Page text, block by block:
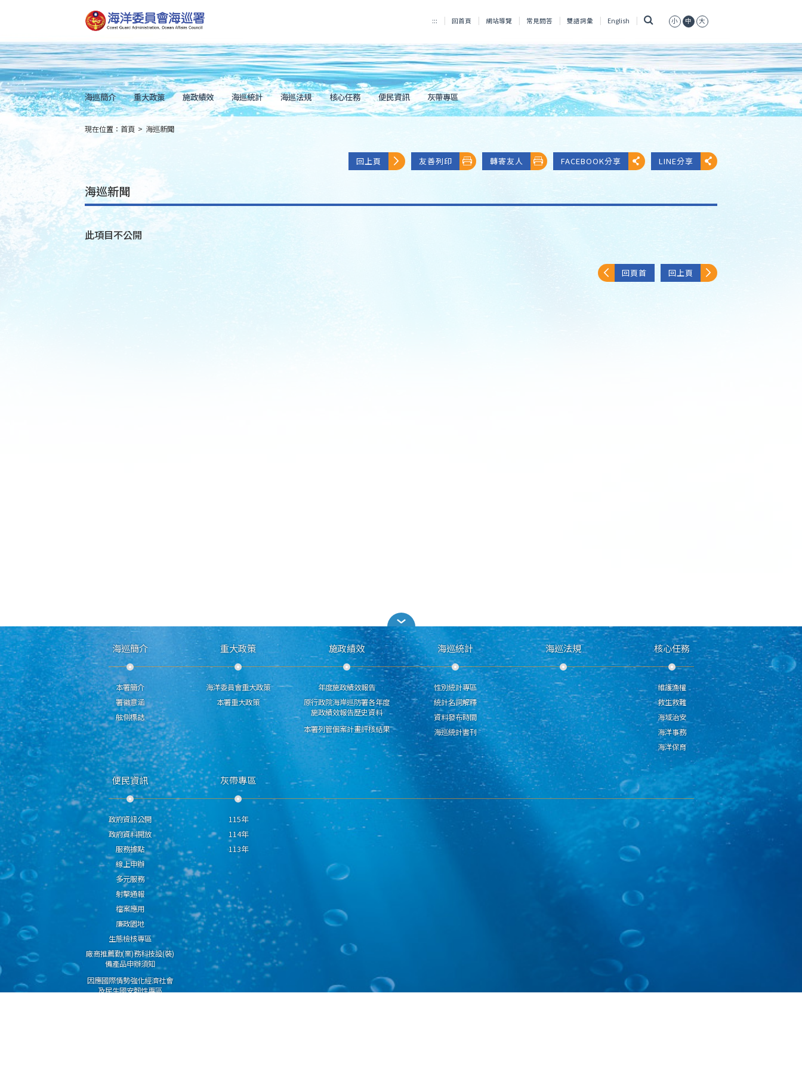
到
主
內
容
Skip
to
main
content
::: 回首頁 網站導覽 常見問答 雙語詞彙 English 小 中 大
海巡簡介 重大政策 施政績效 海巡統計 海巡法規 核心任務 便民資訊 灰帶專區
::: 現在位置： 首頁 > 海巡新聞
回上頁 友善列印 轉寄友人 FACEBOOK分享 LINE分享
海巡新聞
此項目不公開
回頁首 回上頁
海巡簡介
本署簡介
署徽意涵
舷側標誌
重大政策
海洋委員會重大政策
本署重大政策
施政績效
年度施政績效報告
原行政院海岸巡防署各年度
施政績效報告歷史資料
本署列管個案計畫評核結果
海巡統計
性別統計專區
統計名詞解釋
資料發布時間
海巡統計書刊
海巡法規 核心任務
維護漁權
救生救難
海域治安
海洋事務
海洋保育
便民資訊
政府資訊公開
政府資料開放
服務據點
線上申辦
多元服務
射擊通報
檔案應用
廉政園地
生態檢核專區
廠商推薦勤(業)務科技設(裝)
備產品申辦須知
因應國際情勢強化經濟社會
及民生國安韌性專區
灰帶專區
115年
114年
113年